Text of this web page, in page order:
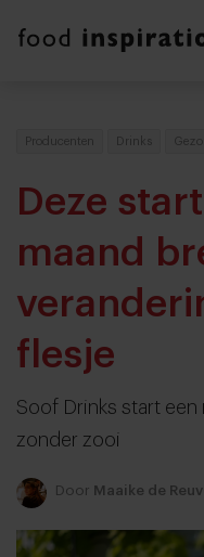
Producenten Drinks
Deze
maand
flesje
Soof Drinks start
zonder zooi
Door Maaike de